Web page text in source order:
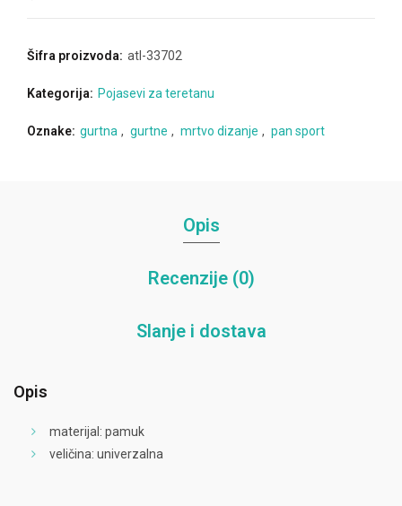
Šifra proizvoda: atl-33702
Kategorija: Pojasevi za teretanu
Oznake: gurtna , gurtne , mrtvo dizanje , pan sport
Opis
Recenzije (0)
Slanje i dostava
Opis
materijal: pamuk
veličina: univerzalna